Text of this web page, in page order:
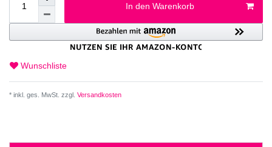
In den Warenkorb
Wunschliste
* inkl. ges. MwSt. zzgl. Versandkosten